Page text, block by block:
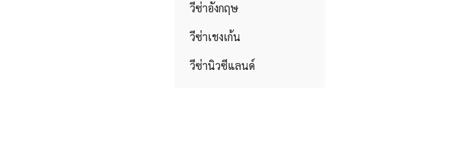
วีซ่าอังกฤษ
วีซ่าเชงเก้น
วีซ่านิวซีแลนด์